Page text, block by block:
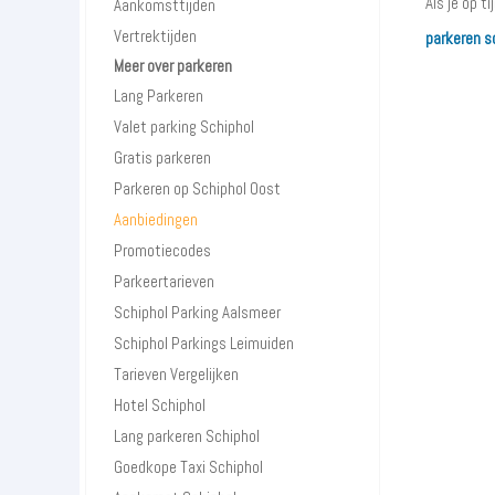
Aankomsttijden
Vertrektijden
Meer over parkeren
Lang Parkeren
Valet parking Schiphol
Gratis parkeren
Parkeren op Schiphol Oost
Aanbiedingen
Promotiecodes
Parkeertarieven
Schiphol Parking Aalsmeer
Schiphol Parkings Leimuiden
Tarieven Vergelijken
Hotel Schiphol
Lang parkeren Schiphol
Goedkope Taxi Schiphol
parkeren